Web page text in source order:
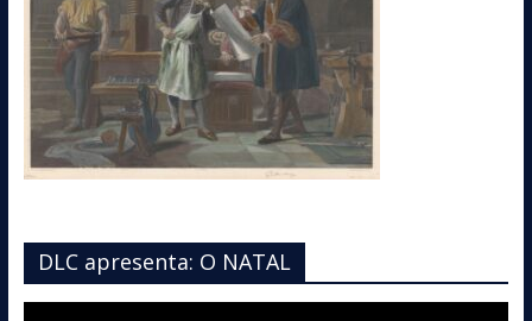
DLC apresenta: O NATAL